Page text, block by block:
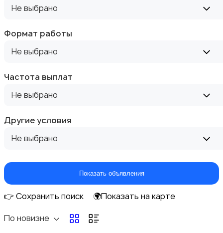
Добыча сырья, энергетика
Домашний персонал
Не выбрано
Формат работы
Не выбрано
Частота выплат
Не выбрано
Другие условия
Не выбрано
Показать объявления
👉 Сохранить поиск
🌍Показать на карте
По новизне